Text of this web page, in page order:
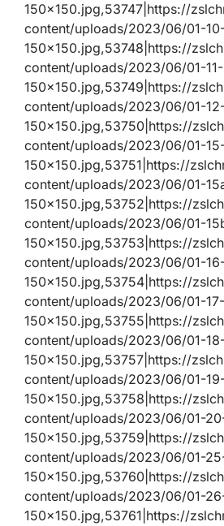
150×150.jpg,53747|https://
content/uploads/2023/06/01-
150×150.jpg,53748|https://
content/uploads/2023/06/01-11-
150×150.jpg,53749|https://
content/uploads/2023/06/01-
150×150.jpg,53750|https://
content/uploads/2023/06/01-
150×150.jpg,53751|https://
content/uploads/2023/06/01-
150×150.jpg,53752|https://
content/uploads/2023/06/01-
150×150.jpg,53753|https://
content/uploads/2023/06/01-
150×150.jpg,53754|https://
content/uploads/2023/06/01-17-
150×150.jpg,53755|https://
content/uploads/2023/06/01-
150×150.jpg,53757|https://
content/uploads/2023/06/01-
150×150.jpg,53758|https://
content/uploads/2023/06/01-
150×150.jpg,53759|https://
content/uploads/2023/06/01-
150×150.jpg,53760|https://
content/uploads/2023/06/01-
150×150.jpg,53761|https://